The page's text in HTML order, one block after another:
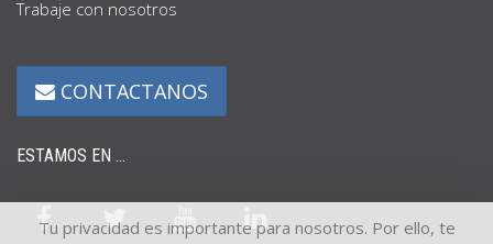
Tu privacidad es importante para nosotros. Por ello, te
Trabaje con nosotros
CONTACTANOS
ESTAMOS EN ...